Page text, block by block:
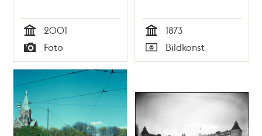
Tid
2001
Typ
Foto Tid
1873
Typ
Bildkonst